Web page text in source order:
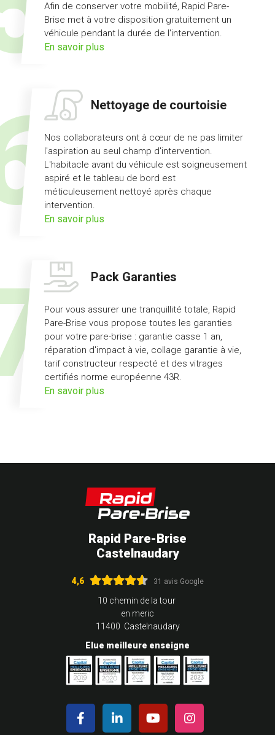
Afin de conserver votre mobilité, Rapid Pare-
Brise met à votre disposition gratuitement un
véhicule pendant la durée de l'intervention.
En savoir plus
véhicule
Nettoyage de courtoisie
Nos collaborateurs ont à cœur de ne pas limiter
l'aspiration au seul champ d'intervention.
L'habitacle avant du véhicule est soigneusement
aspiré et le tableau de bord est
méticuleusement nettoyé après chaque
intervention.
En savoir plus
courtoisie
Pack Garanties
Pour vous assurer une tranquillité totale, Rapid
Pare-Brise vous propose toutes les garanties
pour votre pare-brise : garantie casse 1 an,
réparation d'impact à vie, collage garantie à vie,
tarif constructeur respecté et des vitrages
certifiés norme européenne 43R.
En savoir plus
Rapid Pare-Brise
Castelnaudary
4,6 31 avis Google
10 chemin de la tour
en meric
11400 Castelnaudary
Elue meilleure enseigne